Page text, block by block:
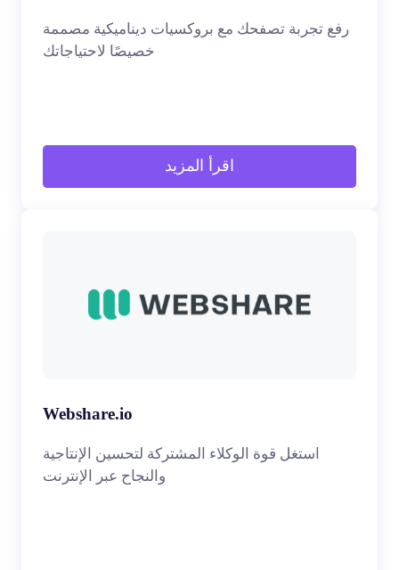
رفع تجربة تصفحك مع بروكسيات ديناميكية مصممة
خصيصًا لاحتياجاتك
اقرأ المزيد
Webshare.io
استغل قوة الوكلاء المشتركة لتحسين الإنتاجية
والنجاح عبر الإنترنت